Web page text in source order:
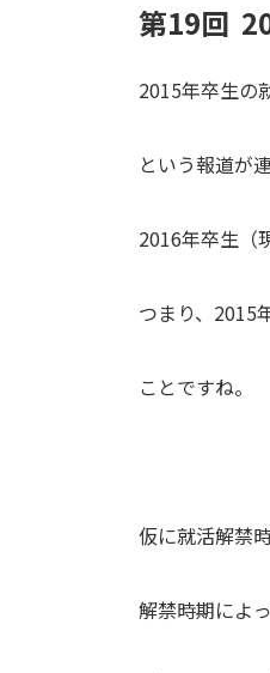
第19回
2015年卒生の
という報道が
2016年卒生（
つまり、2015
ことですね。
仮に就活解禁
解禁時期によ